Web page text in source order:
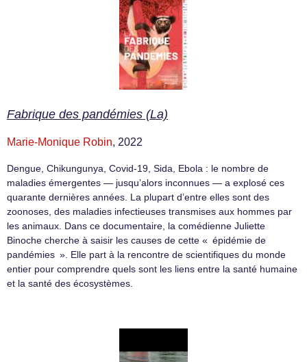
Fabrique des pandémies (La)
Marie-Monique Robin, 2022
Dengue, Chikungunya, Covid-19, Sida, Ebola : le nombre de
maladies émergentes — jusqu’alors inconnues — a explosé ces
quarante dernières années. La plupart d’entre elles sont des
zoonoses, des maladies infectieuses transmises aux hommes par
les animaux. Dans ce documentaire, la comédienne Juliette
Binoche cherche à saisir les causes de cette « épidémie de
pandémies ». Elle part à la rencontre de scientifiques du monde
entier pour comprendre quels sont les liens entre la santé humaine
et la santé des écosystèmes.